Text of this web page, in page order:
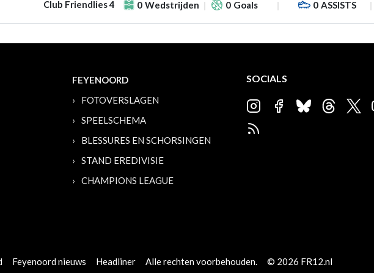
Club Friendlies 4 0 Wedstrijden 0 Goals 0 ASSISTS
FEYENOORD
FOTOVERSLAGEN
SPEELSCHEMA
BLESSURES EN SCHORSINGEN
STAND EREDIVISIE
CHAMPIONS LEAGUE
SOCIALS
Feyenoord nieuws Headliner Alle rechten voorbehouden. © 2026 FR12.nl